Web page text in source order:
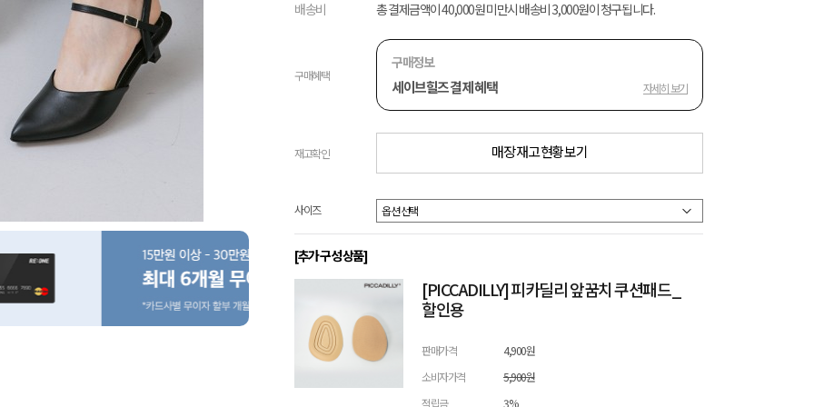
배송비 총 결제금액이 40,000원 미만시 배송비 3,000원이 청구됩니다.
구매혜택
구매정보
세이브힐즈 결제 혜택 자세히 보기
재고확인 매장 재고 현황 보기
사이즈
[추가 구성 상품]
[PICCADILLY] 피카딜리 앞꿈치 쿠션패드_
할인용
판매가격
4,900원
소비자가격
5,900원
적립금
3%